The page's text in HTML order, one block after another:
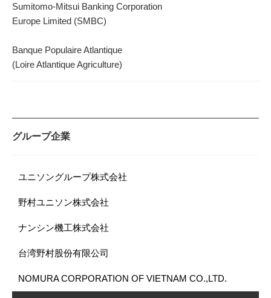
Sumitomo-Mitsui Banking Corporation
Europe Limited (SMBC)
Banque Populaire Atlantique
(Loire Atlantique Agriculture)
グループ企業
ユニソングループ株式会社
野村ユニソン株式会社
ナンシン機工株式会社
台湾野村股份有限公司
NOMURA CORPORATION OF VIETNAM CO.,LTD.